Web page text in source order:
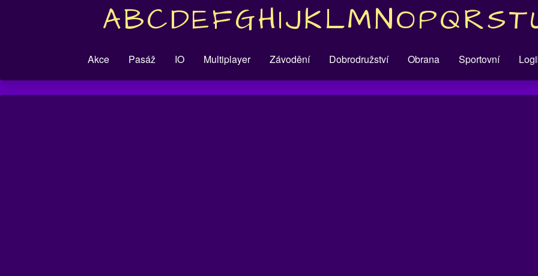
ABCDEFGHIJKLMNOPQRST
Akce Pasáž IO Multiplayer Závodění Dobrodružství Obrana Sportovní